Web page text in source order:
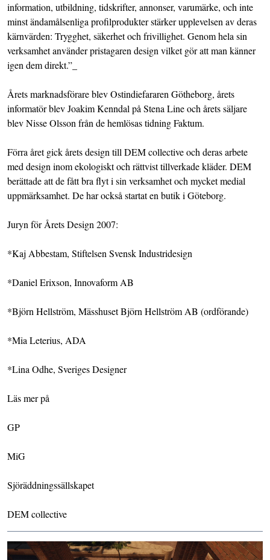
information, utbildning, tidskrifter, annonser, varumärke, och inte
minst ändamålsenliga profilprodukter stärker upplevelsen av deras
kärnvärden: Trygghet, säkerhet och frivillighet. Genom hela sin
verksamhet använder pristagaren design vilket gör att man känner
igen dem direkt.”_
Årets marknadsförare blev Ostindiefararen Götheborg, årets
informatör blev Joakim Kenndal på Stena Line och årets säljare
blev Nisse Olsson från de hemlösas tidning Faktum.
Förra året gick årets design till DEM collective och deras arbete
med design inom ekologiskt och rättvist tillverkade kläder. DEM
berättade att de fått bra flyt i sin verksamhet och mycket medial
uppmärksamhet. De har också startat en butik i Göteborg.
Juryn för Årets Design 2007:
*Kaj Abbestam, Stiftelsen Svensk Industridesign
*Daniel Erixson, Innovaform AB
*Björn Hellström, Mässhuset Björn Hellström AB (ordförande)
*Mia Leterius, ADA
*Lina Odhe, Sveriges Designer
Läs mer på
GP
MiG
Sjöräddningssällskapet
DEM collective